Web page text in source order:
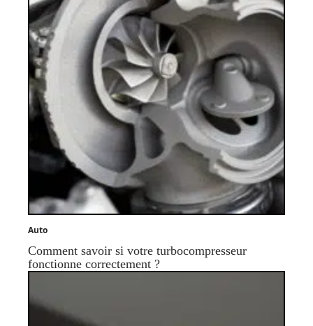
Auto
Comment savoir si votre turbocompresseur
fonctionne correctement ?